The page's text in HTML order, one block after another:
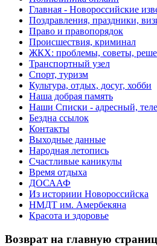
Главная - Новороссийские
Поздравления, праздники,
Право и правопорядок
Происшествия, криминал
ЖКХ: проблемы, советы,
Транспортный узел
Спорт, туризм
Культура, отдых, досуг, хобби
Наша добрая память
Наши Списки - адресный,
Бездна ссылок
Контакты
Выходные данные
Народная летопись
Счастливые каникулы
Время отдыха
ДОСААФ
Из историии Новороссийска
НМДТ им. Амербекяна
Красота и здоровье
Возврат на главную